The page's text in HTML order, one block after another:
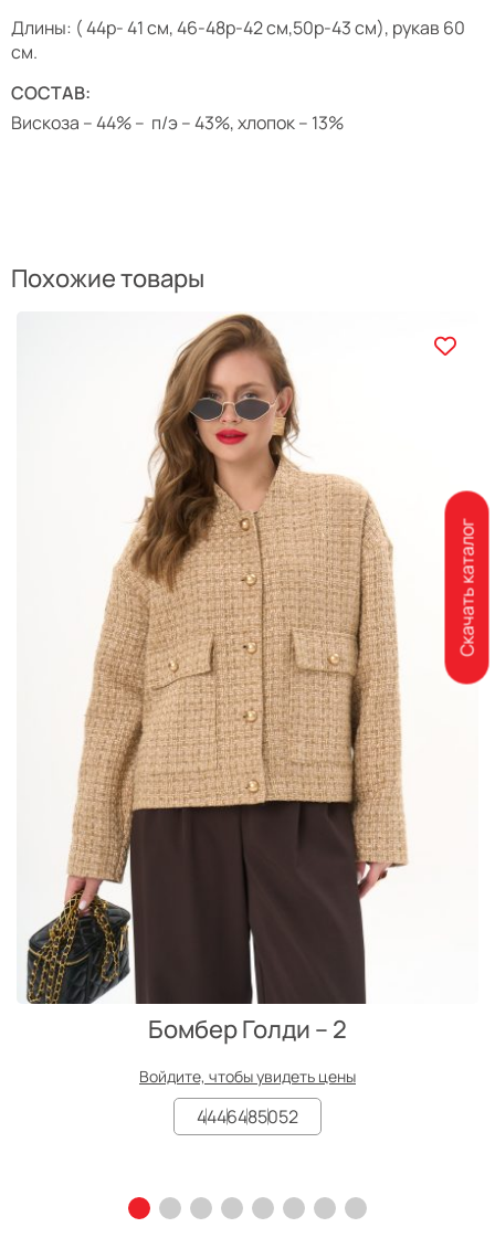
Длины: ( 44р- 41 см, 46-48р-42 см,50р-43 см), рукав 60
см.
СОСТАВ:
Вискоза – 44% – п/э – 43%, хлопок – 13%
Похожие товары
Бомбер Голди – 2
Войдите, чтобы увидеть цены
4446485052
Скачать каталог